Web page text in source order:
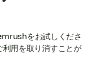
をお試しくださ
利用を取り消すことが